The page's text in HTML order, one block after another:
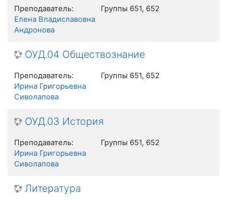
Группы 651, 652
Преподаватель:
Елена Владиславовна
Андронова
ОУД.04 Обществознание
Группы 651, 652
Преподаватель:
Ирина Григорьевна
Сиволапова
ОУД.03 История
Группы 651, 652
Преподаватель:
Ирина Григорьевна
Сиволапова
Литература